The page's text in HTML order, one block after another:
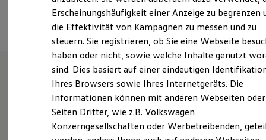
Sicherheit
Garantie und Lebensdauer
Nachhaltigkeit
Technologie
Kosten und Kauf
Verbrauchskosten
Kaufoptionen
E-Auto-Förderung
Software und Konnektivität
ID. Software Versionen und Updates
Digitale Extras
Schnittstellen zu Ihrem ID.
Ansprechpartner
Willkommen bei Herting und
Otter Automobile GmbH
Erscheinungshäufigkeit einer Anzeige zu begrenzen
die Effektivität von Kampagnen zu messen und zu
steuern. Sie registrieren, ob Sie eine Webseite
haben oder nicht, sowie welche Inhalte genutzt
sind. Dies basiert auf einer eindeutigen
Ihres Browsers sowie Ihres Internetgeräts. Die
Informationen können mit anderen Webseiten oder
Seiten Dritter, wie z.B. Volkswagen
Konzerngesellschaften oder Werbetreibenden,